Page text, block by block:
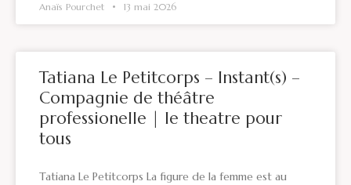
Anaïs Pourchet 13 mai 2026
Tatiana Le Petitcorps – Instant(s) –
Compagnie de théâtre
professionelle | le theatre pour
tous
Tatiana Le Petitcorps La figure de la femme est au